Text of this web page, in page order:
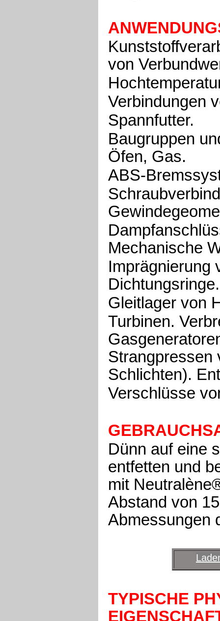
von
Verbindungen
Spannfutter.
Baugruppen
Öfen, Gas.
ABS-
Mechanische
Imprägnierung
Dichtungsringe.
Gleitlager von
Turbinen.
Strangpressen
Schlichten).
Verschlüsse
Dünn auf eine
entfetten und
mit
Abstand von
Abmessungen
TYPISCHE